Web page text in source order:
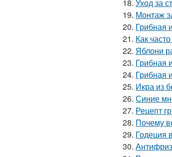
18. Уход за
19. Монтаж
20. Грибная
21. Как
22. Яблони
23. Грибная
24. Грибная
25. Икра из
26. Синие
27. Рецепт
28. Почему
29. Годеция
30.